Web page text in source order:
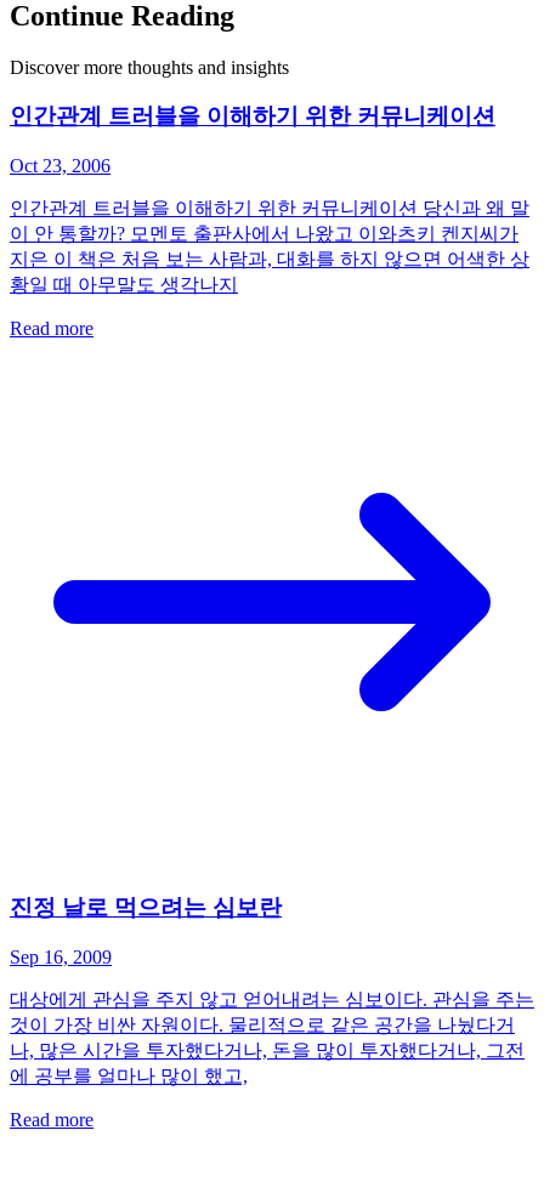
Continue Reading
Discover more thoughts and insights
인간관계 트러블을 이해하기 위한 커뮤니케이션
Oct 23, 2006
인간관계 트러블을 이해하기 위한 커뮤니케이션 당신과 왜 말
이 안 통할까? 모멘토 출판사에서 나왔고 이와츠키 켄지씨가
지은 이 책은 처음 보는 사람과, 대화를 하지 않으면 어색한 상
황일 때 아무말도 생각나지
Read more
진정 날로 먹으려는 심보란
Sep 16, 2009
대상에게 관심을 주지 않고 얻어내려는 심보이다. 관심을 주는
것이 가장 비싼 자원이다. 물리적으로 같은 공간을 나눴다거
나, 많은 시간을 투자했다거나, 돈을 많이 투자했다거나, 그전
에 공부를 얼마나 많이 했고,
Read more